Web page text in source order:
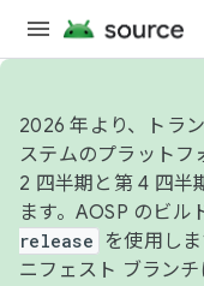
2026 年より、トラ
ステムのプラット
2 四半期と第 4 四半
ます。AOSP のビル
release
を使用しま
ニフェスト ブラン